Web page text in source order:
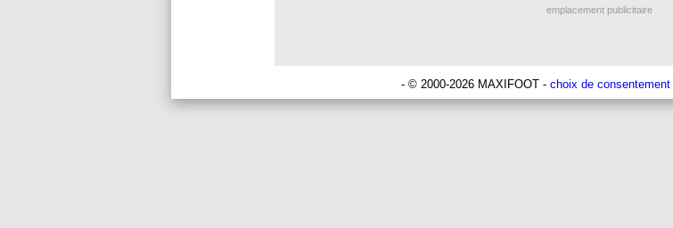
emplacement publicitaire
- © 2000-2026 MAXIFOOT - choix de consentement